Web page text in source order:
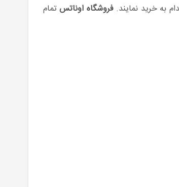
به خرید نمایند.فروشگاه اوناتستمام